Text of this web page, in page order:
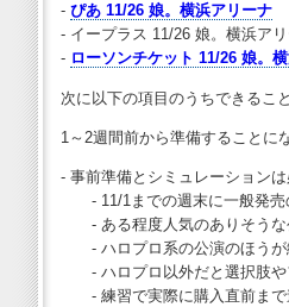
- ぴあ 11/26 娘。横浜アリーナ
- イープラス 11/26 娘。横浜ア
- ローソンチケット 11/26 娘。
次に以下の項目のうちできるこ
1～2週間前から準備することに
- 事前準備とシミュレーションは
- 11/1までの週末に一般発売
- ある程度人気のありそうな
- ハロプロ系の公演のほうが
- ハロプロ以外だと選択肢や
- 練習で実際に購入直前まで